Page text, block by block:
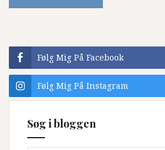
Følg Mig På Facebook
Følg Mig På Instagram
Søg i bloggen